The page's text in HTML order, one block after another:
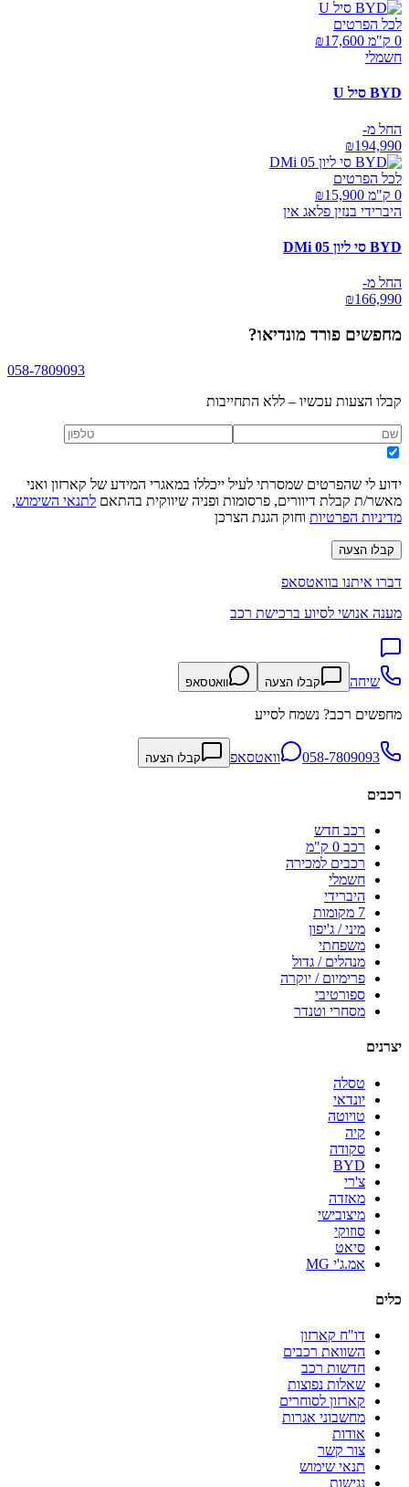
לכל הפרטים
0 ק"מ ₪
17,600
חשמלי
BYD סיל U
החל מ-
₪194,990
לכל הפרטים
0 ק"מ ₪
15,900
היברידי בנזין פלאג אין
BYD סי ליון 05 DMi
החל מ-
₪166,990
מחפשים פורד מונדיאו?
058-7809093
קבלו הצעות עכשיו – ללא התחייבות
ידוע לי שהפרטים שמסרתי לעיל ייכללו במאגרי המידע של קארזון ואני
מאשר/ת קבלת דיוורים, פרסומות ופניה שיווקית בהתאם לתנאי השימוש,
מדיניות הפרטיות וחוק הגנת הצרכן
קבלו הצעה
דברו איתנו בוואטסאפ
מענה אנושי לסיוע ברכישת רכב
שיחה קבלו הצעה וואטסאפ
מחפשים רכב? נשמח לסייע
058-7809093 וואטסאפ קבלו הצעה
רכבים
רכב חדש
רכב 0 ק"מ
רכבים למכירה
חשמלי
היברידי
7 מקומות
מיני / ג'יפון
משפחתי
מנהלים / גדול
פרימיום / יוקרה
ספורטיבי
מסחרי וטנדר
יצרנים
טסלה
יונדאי
טויוטה
קיה
סקודה
BYD
צ'רי
מאזדה
מיצובישי
סוזוקי
סיאט
אמ.ג'י MG
כלים
דו"ח קארזון
השוואת רכבים
חדשות רכב
שאלות נפוצות
קארזון לסוחרים
מחשבוני אגרות
אודות
צור קשר
תנאי שימוש
נגישות